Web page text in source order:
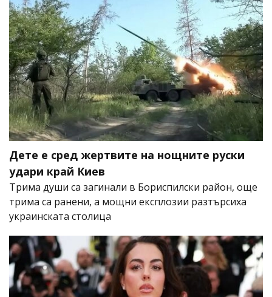
Дете е сред жертвите на нощните руски
удари край Киев
Трима души са загинали в Бориспилски район, още
трима са ранени, а мощни експлозии разтърсиха
украинската столица